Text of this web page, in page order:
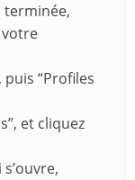
terminée,
puis “Profiles
et cliquez